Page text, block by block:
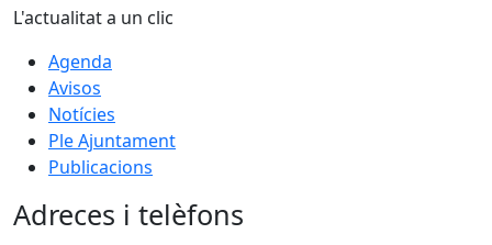
L'actualitat a un clic
Agenda
Avisos
Notícies
Ple Ajuntament
Publicacions
Adreces i telèfons